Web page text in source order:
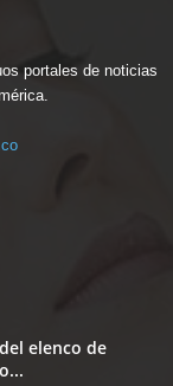
portales de noticias
elenco de